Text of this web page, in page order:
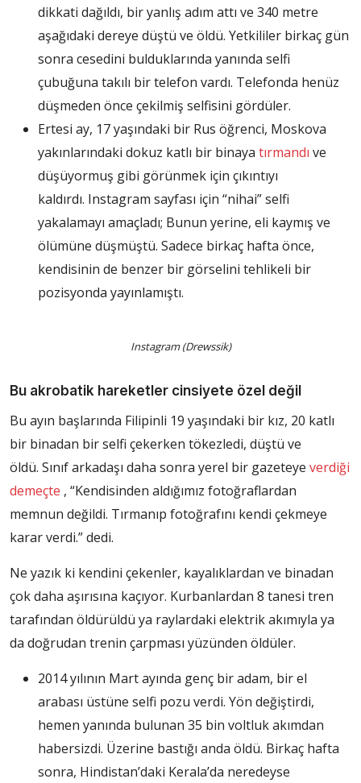
dikkati dağıldı, bir yanlış adım attı ve 340 metre
aşağıdaki dereye düştü ve öldü. Yetkililer birkaç gün
sonra cesedini bulduklarında yanında selfi
çubuğuna takılı bir telefon vardı. Telefonda henüz
düşmeden önce çekilmiş selfisini gördüler.
Ertesi ay, 17 yaşındaki bir Rus öğrenci, Moskova
yakınlarındaki dokuz katlı bir binaya tırmandı ve
düşüyormuş gibi görünmek için çıkıntıyı
kaldırdı. Instagram sayfası için “nihai” selfi
yakalamayı amaçladı; Bunun yerine, eli kaymış ve
ölümüne düşmüştü. Sadece birkaç hafta önce,
kendisinin de benzer bir görselini tehlikeli bir
pozisyonda yayınlamıştı.
Instagram (Drewssik)
Bu akrobatik hareketler cinsiyete özel değil
Bu ayın başlarında Filipinli 19 yaşındaki bir kız, 20 katlı
bir binadan bir selfi çekerken tökezledi, düştü ve
öldü. Sınıf arkadaşı daha sonra yerel bir gazeteye verdiği
demeçte , “Kendisinden aldığımız fotoğraflardan
memnun değildi. Tırmanıp fotoğrafını kendi çekmeye
karar verdi.” dedi.
Ne yazık ki kendini çekenler, kayalıklardan ve binadan
çok daha aşırısına kaçıyor. Kurbanlardan 8 tanesi tren
tarafından öldürüldü ya raylardaki elektrik akımıyla ya
da doğrudan trenin çarpması yüzünden öldüler.
2014 yılının Mart ayında genç bir adam, bir el
arabası üstüne selfi pozu verdi. Yön değiştirdi,
hemen yanında bulunan 35 bin voltluk akımdan
habersizdi. Üzerine bastığı anda öldü. Birkaç hafta
sonra, Hindistan’daki Kerala’da neredeyse